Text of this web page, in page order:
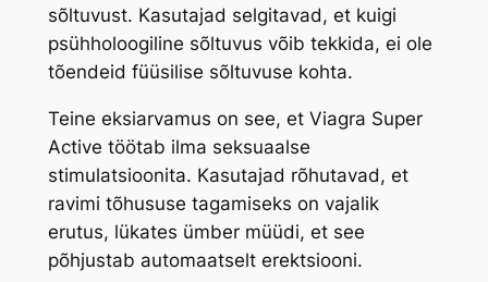
sõltuvust. Kasutajad selgitavad, et kuigi
psühholoogiline sõltuvus võib tekkida, ei ole
tõendeid füüsilise sõltuvuse kohta.
Teine eksiarvamus on see, et Viagra Super
Active töötab ilma seksuaalse
stimulatsioonita. Kasutajad rõhutavad, et
ravimi tõhususe tagamiseks on vajalik
erutus, lükates ümber müüdi, et see
põhjustab automaatselt erektsiooni.